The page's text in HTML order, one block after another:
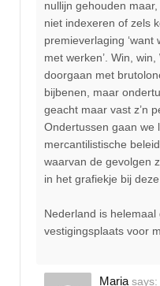
nullijn gehouden
niet indexeren of zels
premieverlaging
met werken’. Win,
doorgaan met
bijbenen, maar
geacht maar vast z’n
Ondertussen gaan we
mercantilistische
waarvan de gevolgen
in het grafiekje bij deze
Nederland is helemaal
vestigingsplaats voor
Maria says: